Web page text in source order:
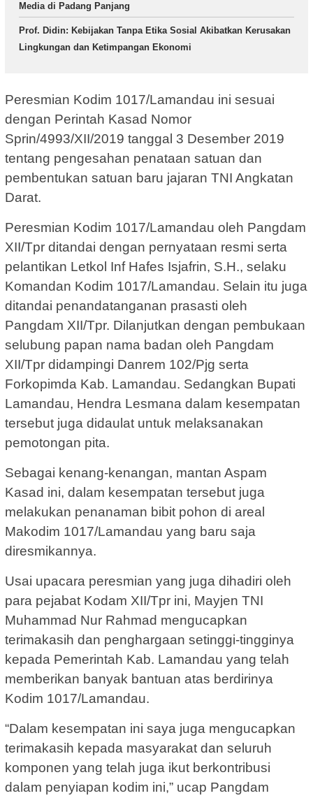
Media di Padang Panjang
Prof. Didin: Kebijakan Tanpa Etika Sosial Akibatkan Kerusakan
Lingkungan dan Ketimpangan Ekonomi
Peresmian Kodim 1017/Lamandau ini sesuai
dengan Perintah Kasad Nomor
Sprin/4993/XII/2019 tanggal 3 Desember 2019
tentang pengesahan penataan satuan dan
pembentukan satuan baru jajaran TNI Angkatan
Darat.
Peresmian Kodim 1017/Lamandau oleh Pangdam
XII/Tpr ditandai dengan pernyataan resmi serta
pelantikan Letkol Inf Hafes Isjafrin, S.H., selaku
Komandan Kodim 1017/Lamandau. Selain itu juga
ditandai penandatanganan prasasti oleh
Pangdam XII/Tpr. Dilanjutkan dengan pembukaan
selubung papan nama badan oleh Pangdam
XII/Tpr didampingi Danrem 102/Pjg serta
Forkopimda Kab. Lamandau. Sedangkan Bupati
Lamandau, Hendra Lesmana dalam kesempatan
tersebut juga didaulat untuk melaksanakan
pemotongan pita.
Sebagai kenang-kenangan, mantan Aspam
Kasad ini, dalam kesempatan tersebut juga
melakukan penanaman bibit pohon di areal
Makodim 1017/Lamandau yang baru saja
diresmikannya.
Usai upacara peresmian yang juga dihadiri oleh
para pejabat Kodam XII/Tpr ini, Mayjen TNI
Muhammad Nur Rahmad mengucapkan
terimakasih dan penghargaan setinggi-tingginya
kepada Pemerintah Kab. Lamandau yang telah
memberikan banyak bantuan atas berdirinya
Kodim 1017/Lamandau.
“Dalam kesempatan ini saya juga mengucapkan
terimakasih kepada masyarakat dan seluruh
komponen yang telah juga ikut berkontribusi
dalam penyiapan kodim ini,” ucap Pangdam